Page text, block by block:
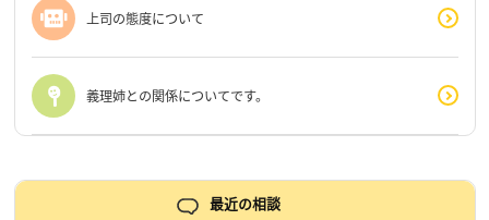
上司の態度について
義理姉との関係についてです。
最近の相談